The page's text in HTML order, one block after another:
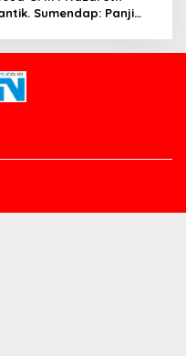
Sumendap: Panji